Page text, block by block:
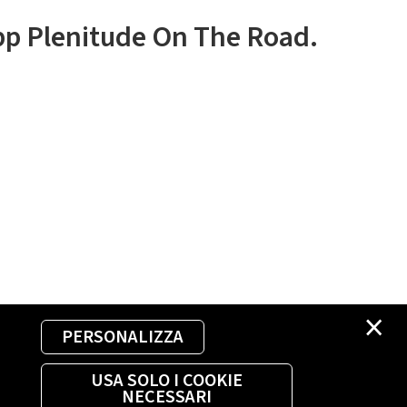
×
PERSONALIZZA
USA SOLO I COOKIE
NECESSARI
Plenitude On The Road.